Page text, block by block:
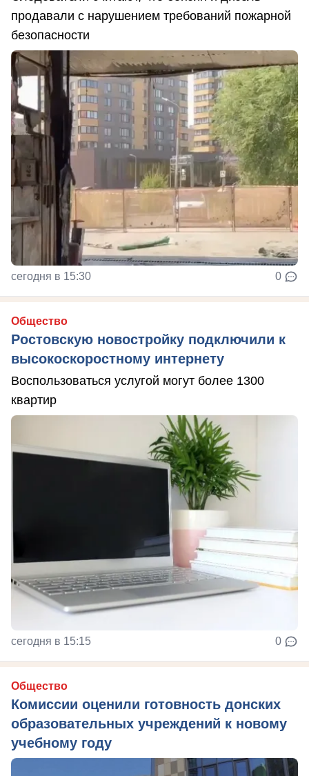
продавали с нарушением требований пожарной
безопасности
сегодня в 15:30 0
Общество
Ростовскую новостройку подключили к
высокоскоростному интернету
Воспользоваться услугой могут более 1300
квартир
сегодня в 15:15 0
Общество
Комиссии оценили готовность донских
образовательных учреждений к новому
учебному году